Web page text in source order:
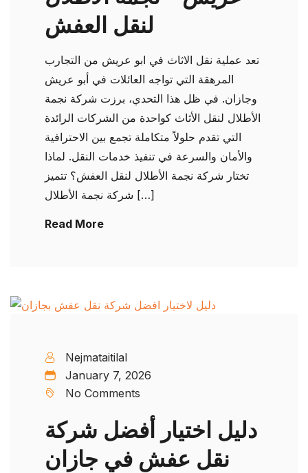
لنقل العفش
تعد عملية نقل الاثاث في ابو عريش من التجارب
المرهقة التي تواجه العائلات في أبو عريش
وجازان. في ظل هذا التحدي، برزت شركة نجمة
الأطلال لنقل الأثاث كواحدة من الشركات الرائدة
التي تقدم حلولاً متكاملة تجمع بين الاحترافية
والأمان والسرعة في تنفيذ خدمات النقل. لماذا
تختار شركة نجمة الأطلال لنقل العفش؟ تتميز
شركة نجمة الأطلال […]
Read More
Nejmataitilal
January 7, 2026
No Comments
دليل اختيار أفضل شركة
نقل عفش في جازان